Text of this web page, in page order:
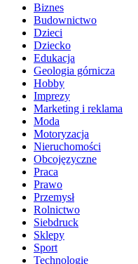
Biznes
Budownictwo
Dzieci
Dziecko
Edukacja
Geologia górnicza
Hobby
Imprezy
Marketing i reklama
Moda
Motoryzacja
Nieruchomości
Obcojęzyczne
Praca
Prawo
Przemysł
Rolnictwo
Siebdruck
Sklepy
Sport
Technologie